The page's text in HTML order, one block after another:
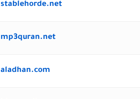
stablehorde.net
mp3quran.net
aladhan.com